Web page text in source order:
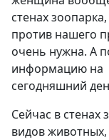
стенах
против нашего
очень нужна. А
информацию на
сегодняшний
Сейчас в стенах
видов